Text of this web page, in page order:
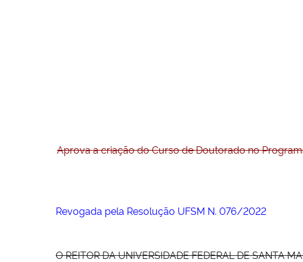
Aprova a criação do Curso de Doutorado no
Revogada pela Resolução UFSM N. 076/2022
O REITOR DA UNIVERSIDADE FEDERAL DE SANTA